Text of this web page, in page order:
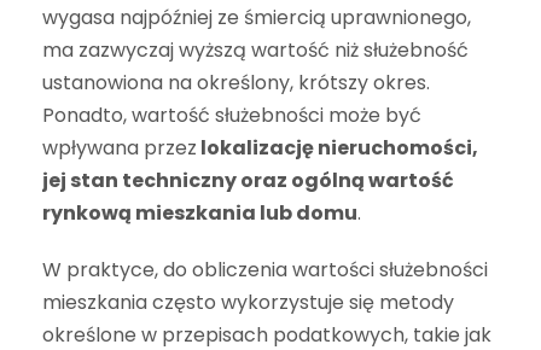
wygasa najpóźniej ze śmiercią uprawnionego,
ma zazwyczaj wyższą wartość niż służebność
ustanowiona na określony, krótszy okres.
Ponadto, wartość służebności może być
wpływana przez lokalizację nieruchomości,
jej stan techniczny oraz ogólną wartość
rynkową mieszkania lub domu.
W praktyce, do obliczenia wartości służebności
mieszkania często wykorzystuje się metody
określone w przepisach podatkowych, takie jak